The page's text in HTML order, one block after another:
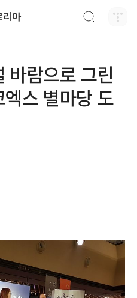
리아
바람으로 그린
스 별마당 도